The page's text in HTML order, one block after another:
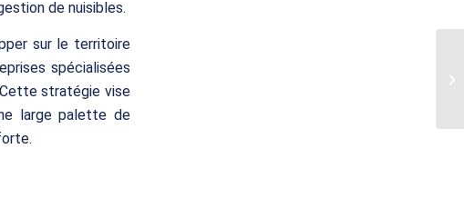
de nuisibles.
sur le territoire
spécialisées
stratégie vise
large palette de